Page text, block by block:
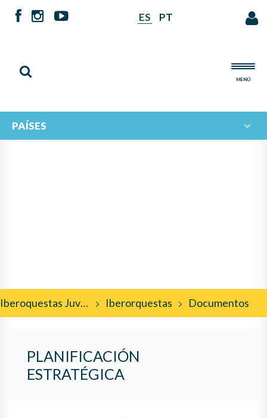
ES PT
MENÚ
PAÍSES
Iberoquestas Juveniles Iberorquestas Documentos
PLANIFICACIÓN
ESTRATÉGICA